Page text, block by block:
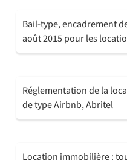
Bail-type, encadrement
août 2015 pour les
Réglementation de la
de type Airbnb, Abritel
Location immobilière :